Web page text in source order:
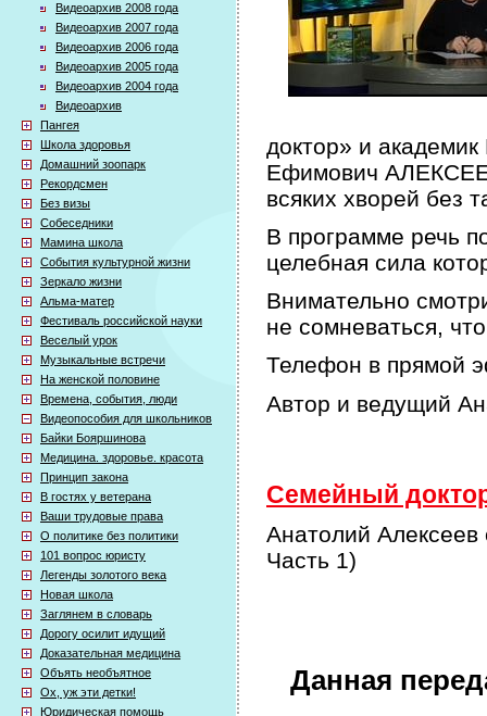
Видеоархив 2008 года
Видеоархив 2007 года
Видеоархив 2006 года
Видеоархив 2005 года
Видеоархив 2004 года
Видеоархив
Пангея
Школа здоровья
Домашний зоопарк
Рекордсмен
Без визы
Собеседники
Мамина школа
События культурной жизни
Зеркало жизни
Альма-матер
Фестиваль российской науки
Веселый урок
Музыкальные встречи
На женской половине
Времена, события, люди
Видеопособия для школьников
Байки Бояршинова
Медицина. здоровье. красота
Принцип закона
В гостях у ветерана
Ваши трудовые права
О политике без политики
101 вопрос юристу
Легенды золотого века
Новая школа
Заглянем в словарь
Дорогу осилит идущий
Доказательная медицина
Объять необъятное
Ох, уж эти детки!
Юридическая помощь
доктор» и
Ефимович
всяких хворей без
В программе речь
целебная сила
Внимательно
не сомневаться,
Телефон в прямой
Автор и ведущий
Семейный
Анатолий Алексеев
Часть 1)
Данная